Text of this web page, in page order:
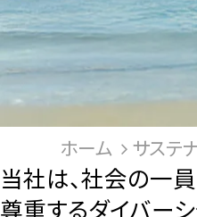
ホーム サステ
当社は、社会の一
尊重するダイバー